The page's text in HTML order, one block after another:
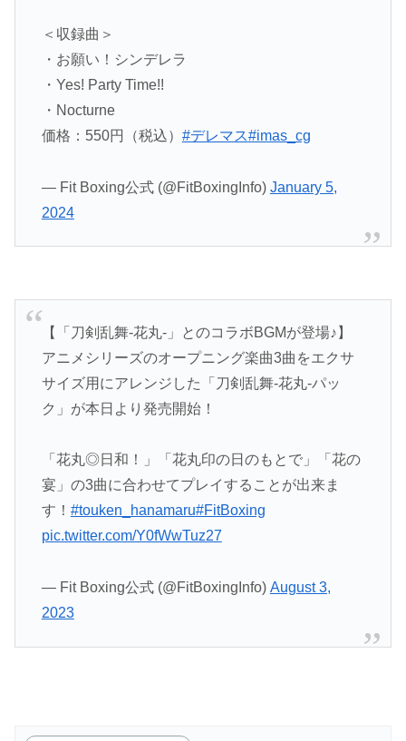
＜収録曲＞
・お願い！シンデレラ
・Yes! Party Time!!
・Nocturne
価格：550円（税込） #デレマス#imas_cg
— Fit Boxing公式 (@FitBoxingInfo) January 5,
2024
【「刀剣乱舞-花丸-」とのコラボBGMが登場♪】
アニメシリーズのオープニング楽曲3曲をエクサ
サイズ用にアレンジした「刀剣乱舞-花丸-パッ
ク」が本日より発売開始！
「花丸◎日和！」「花丸印の日のもとで」「花の
宴」の3曲に合わせてプレイすることが出来ま
す！ #touken_hanamaru#FitBoxing
pic.twitter.com/Y0fWwTuz27
— Fit Boxing公式 (@FitBoxingInfo) August 3,
2023